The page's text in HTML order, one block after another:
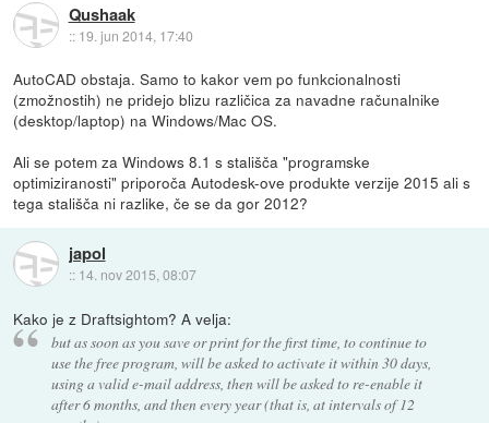
Qushaak
:: 19. jun 2014, 17:40
AutoCAD obstaja. Samo to kakor vem po funkcionalnosti
(zmožnostih) ne pridejo blizu različica za navadne računalnike
(desktop/laptop) na Windows/Mac OS.
Ali se potem za Windows 8.1 s stališča "programske
optimiziranosti" priporoča Autodesk-ove produkte verzije 2015 ali s
tega stališča ni razlike, če se da gor 2012?
japol
:: 14. nov 2015, 08:07
Kako je z Draftsightom? A velja:
but as soon as you save or print for the first time, to continue to
use the free program, will be asked to activate it within 30 days,
using a valid e-mail address, then will be asked to re-enable it
after 6 months, and then every year (that is, at intervals of 12